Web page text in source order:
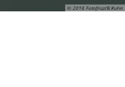
© 2018 Fotofrizz/B.Kuhn